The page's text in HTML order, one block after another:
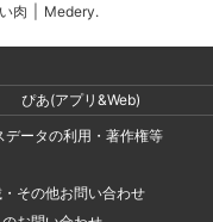
肉 Medery.
ぴあ(アプリ&Web)
データの利用・著作権等
その他お問い合わせ